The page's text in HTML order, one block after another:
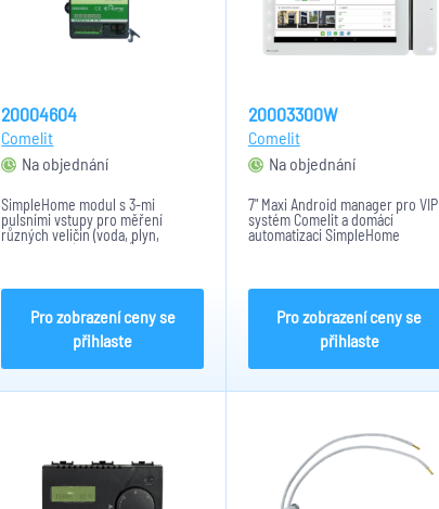
20004604
Comelit
Na objednání
SimpleHome modul s 3-mi
pulsními vstupy pro měření
různých veličin (voda, plyn,
energie, atd) z výstupů pulsních
Napájení 24VDC, rozměry:
42x42x18mm ...
Pro zobrazení ceny se
přihlaste
20003300W
Comelit
Na objednání
7" Maxi Android manager pro VIP
systém Comelit a domácí
automatizaci SimpleHome
Pro zobrazení ceny se
přihlaste